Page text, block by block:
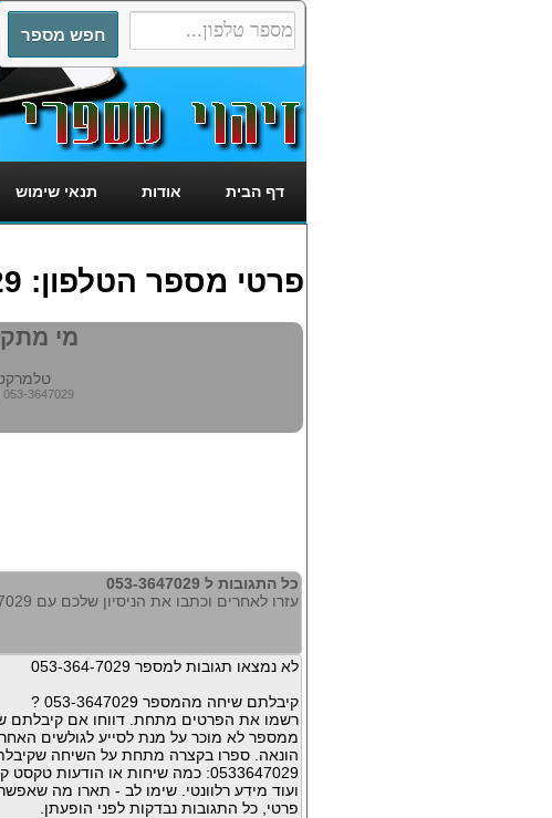
דף הבית אודות תנאי שימוש
פרטי מספר הטלפון: 0533647029
מי מתקשר
053-3647029
כל התגובות ל 053-3647029
עזרו לאחרים וכתבו את הניסיון שלכם עם 0533647029
לא נמצאו תגובות למספר 053-364-7029
קיבלתם שיחה מהמספר 053-3647029 ?
רשמו את הפרטים מתחת. דווחו אם קיבלתם
ממספר לא מוכר על מנת לסייע לגולשים
הונאה. ספרו בקצרה מתחת על השיחה
0533647029: כמה שיחות או הודעות
ועוד מידע רלוונטי. שימו לב - תארו מה
פרטי, כל התגובות נבדקות לפני הופעתן.